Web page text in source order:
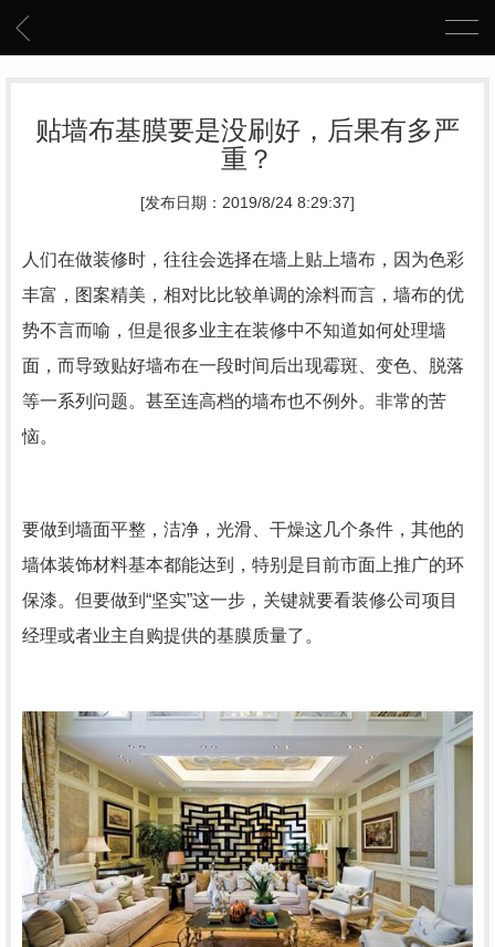
贴墙布基膜要是没刷好，后果有多严
重？
[发布日期：2019/8/24 8:29:37]
人们在做装修时，往往会选择在墙上贴上墙布，因为色彩
丰富，图案精美，相对比比较单调的涂料而言，墙布的优
势不言而喻，但是很多业主在装修中不知道如何处理墙
面，而导致贴好墙布在一段时间后出现霉斑、变色、脱落
等一系列问题。甚至连高档的墙布也不例外。非常的苦
恼。
要做到墙面平整，洁净，光滑、干燥这几个条件，其他的
墙体装饰材料基本都能达到，特别是目前市面上推广的环
保漆。但要做到“坚实”这一步，关键就要看装修公司项目
经理或者业主自购提供的基膜质量了。